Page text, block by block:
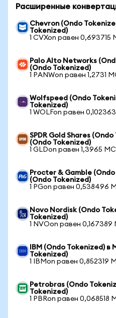
Расширенные
Chevron (Ondo
Tokenized)
1 CVXon равен 0,693715
Palo Alto Networks
(Ondo Tokenized)
1 PANWon равен 1,2731
Wolfspeed (Ondo
Tokenized)
1 WOLFon равен
SPDR Gold Shares
(Ondo Tokenized)
1 GLDon равен 1,3965
Procter & Gamble
(Ondo Tokenized)
1 PGon равен 0,538496
Novo Nordisk (Ondo
Tokenized)
1 NVOon равен 0,167389
IBM (Ondo Tokenized) в
Tokenized)
1 IBMon равен 0,852319
Petrobras (Ondo
Tokenized)
1 PBRon равен 0,068518